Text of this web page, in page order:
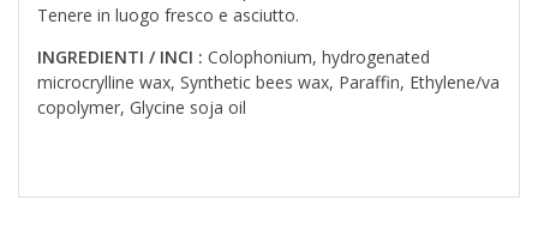
Tenere in luogo fresco e asciutto.
INGREDIENTI / INCI : Colophonium, hydrogenated
microcrylline wax, Synthetic bees wax, Paraffin, Ethylene/va
copolymer, Glycine soja oil